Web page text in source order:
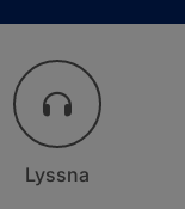
Lyssna